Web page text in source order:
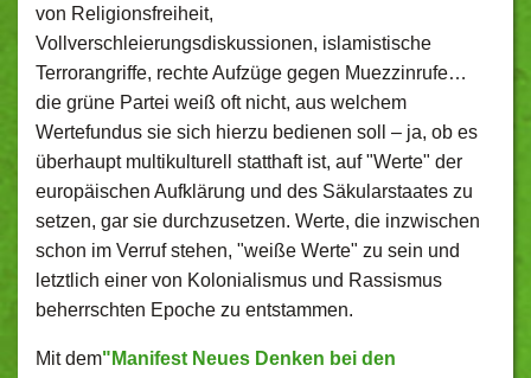
von Religionsfreiheit,
Vollverschleierungsdiskussionen, islamistische
Terrorangriffe, rechte Aufzüge gegen Muezzinrufe…
die grüne Partei weiß oft nicht, aus welchem
Wertefundus sie sich hierzu bedienen soll – ja, ob es
überhaupt multikulturell statthaft ist, auf "Werte" der
europäischen Aufklärung und des Säkularstaates zu
setzen, gar sie durchzusetzen. Werte, die inzwischen
schon im Verruf stehen, "weiße Werte" zu sein und
letztlich einer von Kolonialismus und Rassismus
beherrschten Epoche zu entstammen.
Mit dem"Manifest Neues Denken bei den